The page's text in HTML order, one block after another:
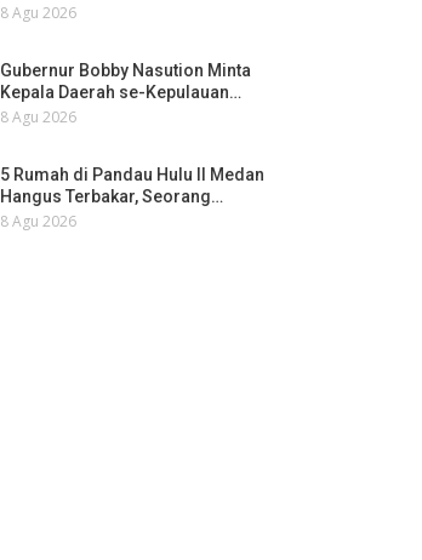
8 Agu 2026
Gubernur Bobby Nasution Minta
Kepala Daerah se-Kepulauan…
8 Agu 2026
5 Rumah di Pandau Hulu II Medan
Hangus Terbakar, Seorang…
8 Agu 2026